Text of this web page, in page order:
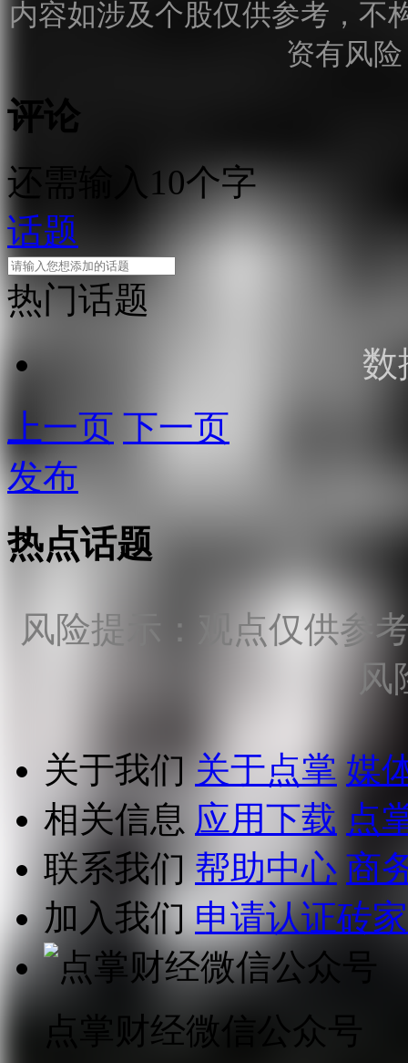
内容如涉及个股仅供参考，不
资有风
评论
还需输入10个字
话题
热门话题
数
上一页 下一页
发布
热点话题
风险提示：观点仅供参
关于我们 关于点掌 媒
相关信息 应用下载 点
联系我们 帮助中心 商
加入我们 申请认证砖家
点掌财经微信公众号